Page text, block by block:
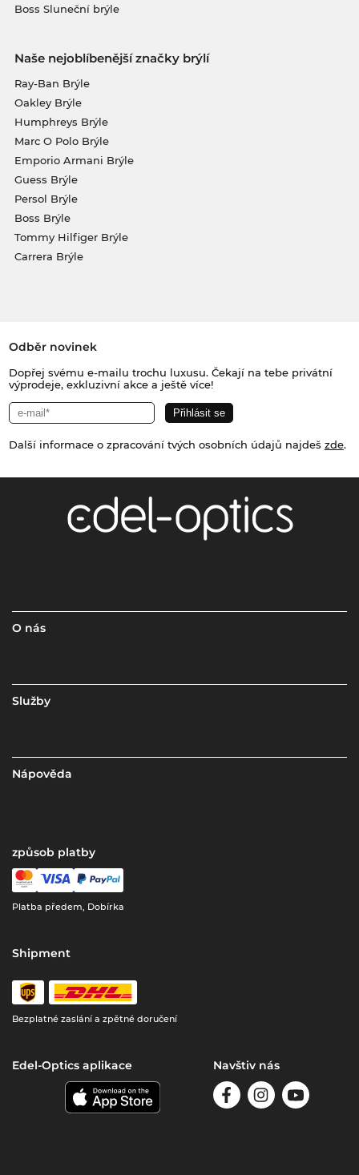
Boss Sluneční brýle
Naše nejoblíbenější značky brýlí
Ray-Ban Brýle
Oakley Brýle
Humphreys Brýle
Marc O Polo Brýle
Emporio Armani Brýle
Guess Brýle
Persol Brýle
Boss Brýle
Tommy Hilfiger Brýle
Carrera Brýle
Odběr novinek
Dopřej svému e-mailu trochu luxusu. Čekají na tebe privátní
výprodeje, exkluzivní akce a ještě více!
Další informace o zpracování tvých osobních údajů najdeš zde.
O nás
Služby
Nápověda
způsob platby
Platba předem, Dobírka
Shipment
Bezplatné zaslání a zpětné doručení
Edel-Optics aplikace Navštiv nás